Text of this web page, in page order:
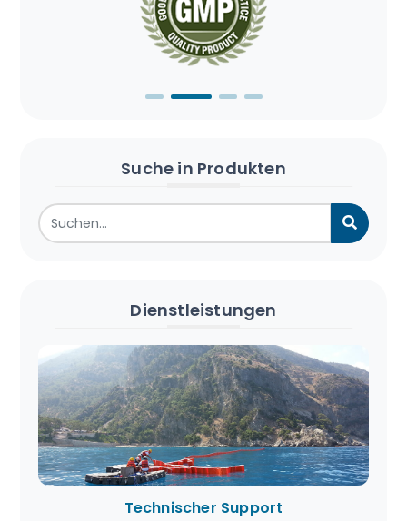
Suche in Produkten
Dienstleistungen
Technischer Support